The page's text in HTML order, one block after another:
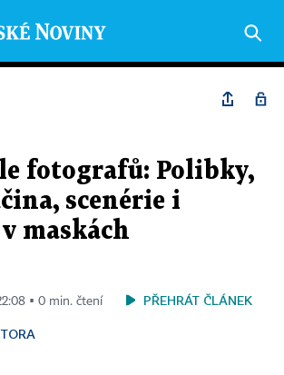
fotografů: Polibky,
scenérie i
maskách
▪ 0 min. čtení PŘEHRÁT ČLÁNEK